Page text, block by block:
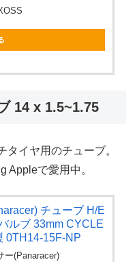
14 x 1.5~1.75
イヤ用のチューブ。
Appleで愛用中。
チューブ H/E
ルブ 33mm CYCLE
0TH14-15F-NP
ー(Panaracer)